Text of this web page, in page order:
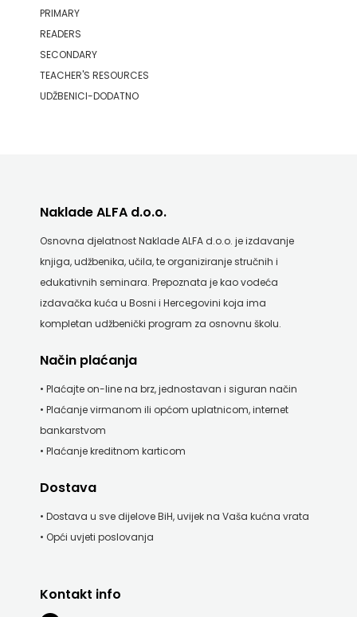
PRIMARY
READERS
SECONDARY
TEACHER'S RESOURCES
UDŽBENICI-DODATNO
Naklade ALFA d.o.o.
Osnovna djelatnost Naklade ALFA d.o.o. je izdavanje
knjiga, udžbenika, učila, te organiziranje stručnih i
edukativnih seminara. Prepoznata je kao vodeća
izdavačka kuća u Bosni i Hercegovini koja ima
kompletan udžbenički program za osnovnu školu.
Način plaćanja
• Plaćajte on-line na brz, jednostavan i siguran način
• Plaćanje virmanom ili općom uplatnicom, internet
bankarstvom
• Plaćanje kreditnom karticom
Dostava
• Dostava u sve dijelove BiH, uvijek na Vaša kućna vrata
• Opći uvjeti poslovanja
Kontakt info